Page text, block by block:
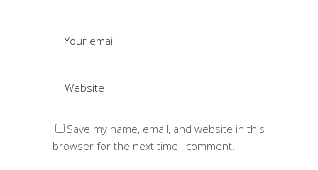
Save my name, email, and website in this
browser for the next time I comment.